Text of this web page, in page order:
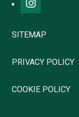
SITEMAP
PRIVACY POLICY
COOKIE POLICY